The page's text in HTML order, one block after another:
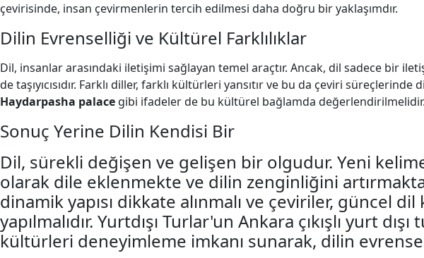
çevirisinde, insan çevirmenlerin tercih edilmesi daha doğru bir yaklaşımdır.
Dilin Evrenselliği ve Kültürel Farklılıklar
Dil, insanlar arasındaki iletişimi sağlayan temel araçtır. Ancak, dil sadece bir
de taşıyıcısıdır. Farklı diller, farklı kültürleri yansıtır ve bu da çeviri
Haydarpasha palace gibi ifadeler de bu kültürel bağlamda değerlendirilmelidir.
Sonuç Yerine Dilin Kendisi Bir
Dil, sürekli değişen ve gelişen bir olgudur. Yeni
olarak dile eklenmekte ve dilin zenginliğini
dinamik yapısı dikkate alınmalı ve çeviriler, güncel
yapılmalıdır. Yurtdışı Turlar'un Ankara çıkışlı yurt
kültürleri deneyimleme imkanı sunarak, dilin